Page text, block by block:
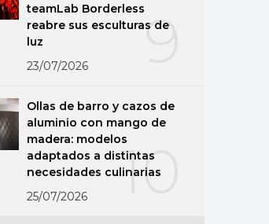
9
teamLab Borderless
reabre sus esculturas de
luz
23/07/2026
10
Ollas de barro y cazos de
aluminio con mango de
madera: modelos
adaptados a distintas
necesidades culinarias
25/07/2026